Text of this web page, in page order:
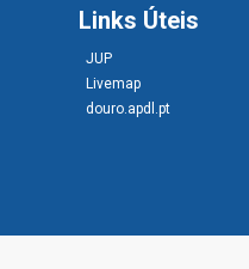
Links Úteis
JUP
Livemap
douro.apdl.pt